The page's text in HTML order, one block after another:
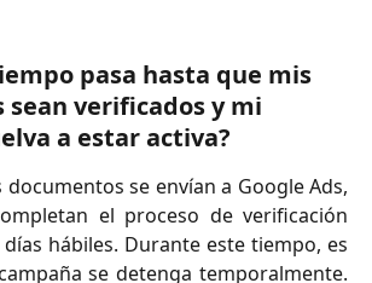
pasa hasta que mis
sean verificados y mi
a estar activa?
documentos se envían a Google Ads,
el proceso de verificación
hábiles. Durante este tiempo, es
se detenga temporalmente.